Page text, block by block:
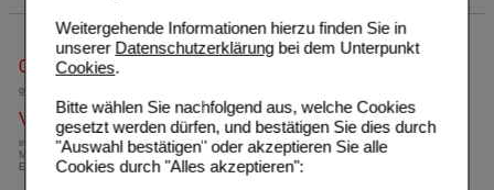
Weitergehende Informationen hierzu finden Sie in
unserer Datenschutzerklärungbei dem Unterpunkt
Cookies.
Bitte wählen Sie nachfolgend aus, welche Cookies
gesetzt werden dürfen, und bestätigen Sie dies durch
"Auswahl bestätigen" oder akzeptieren Sie alle
Cookies durch "Alles akzeptieren":
0800-10 11 422
gebührenfreie Rufnummer
Versandkostenfrei
innerhalb Deutschlands bei einem
Mindestbestellwert von 13,99 Euro oder bei
Einsendung eines Kassenrezeptes